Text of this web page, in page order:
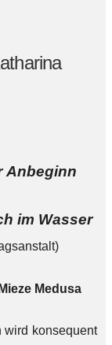
Anbeginn
im Wasser
Mieze Medusa
wird konsequent